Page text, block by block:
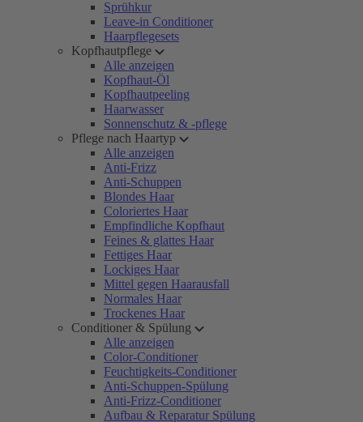
Sprühkur
Leave-in Conditioner
Haarpflegesets
Kopfhautpflege
Alle anzeigen
Kopfhaut-Öl
Kopfhautpeeling
Haarwasser
Sonnenschutz & -pflege
Pflege nach Haartyp
Alle anzeigen
Anti-Frizz
Anti-Schuppen
Blondes Haar
Coloriertes Haar
Empfindliche Kopfhaut
Feines & glattes Haar
Fettiges Haar
Lockiges Haar
Mittel gegen Haarausfall
Normales Haar
Trockenes Haar
Conditioner & Spülung
Alle anzeigen
Color-Conditioner
Feuchtigkeits-Conditioner
Anti-Schuppen-Spülung
Anti-Frizz-Conditioner
Aufbau & Reparatur Spülung